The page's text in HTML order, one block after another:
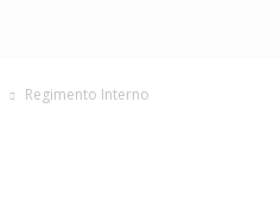
Regimento Interno